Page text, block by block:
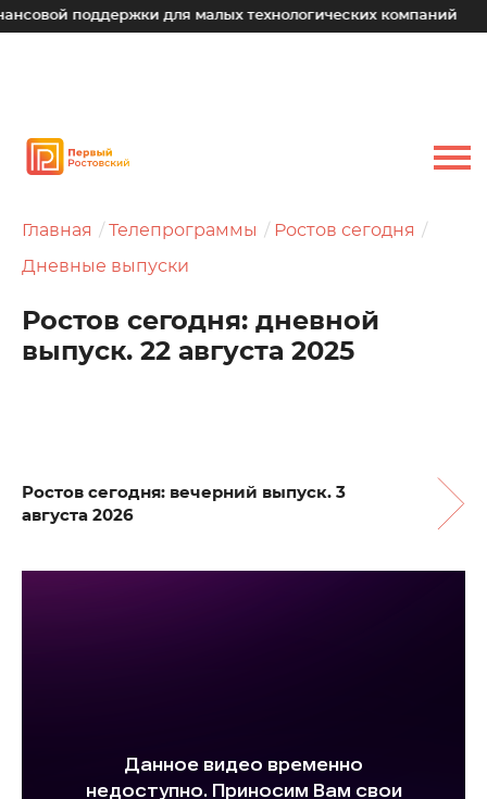
для малых технологических компаний Юрий
Главная Телепрограммы Ростов сегодня
Дневные выпуски
Ростов сегодня: дневной
выпуск. 22 августа 2025
Ростов сегодня: вечерний выпуск. 3
августа 2026